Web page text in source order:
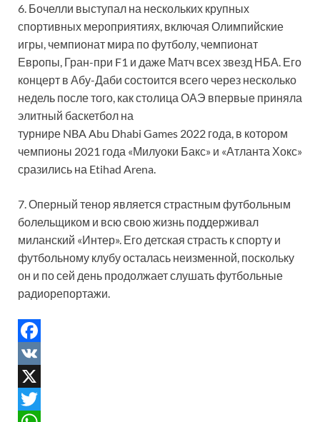
6. Бочелли выступал на нескольких крупных
спортивных мероприятиях, включая Олимпийские
игры, чемпионат мира по футболу, чемпионат
Европы, Гран-при F1 и даже Матч всех звезд НБА. Его
концерт в Абу-Даби состоится всего через несколько
недель после того, как столица ОАЭ впервые приняла
элитный баскетбол на
турнире NBA Abu Dhabi Games 2022 года, в котором
чемпионы 2021 года «Милуоки Бакс» и «Атланта Хокс»
сразились на Etihad Arena.
7. Оперный тенор является страстным футбольным
болельщиком и всю свою жизнь поддерживал
миланский «Интер». Его детская страсть к спорту и
футбольному клубу осталась неизменной, поскольку
он и по сей день продолжает слушать футбольные
радиорепортажи.
F
a
c
V
K
X